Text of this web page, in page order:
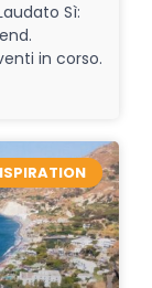
Sì:
in corso.